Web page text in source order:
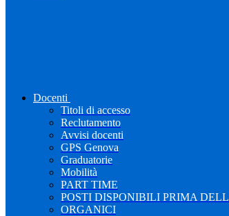
Docenti
Titoli di accesso
Reclutamento
Avvisi docenti
GPS Genova
Graduatorie
Mobilità
PART TIME
POSTI DISPONIBILI PRIMA
ORGANICI